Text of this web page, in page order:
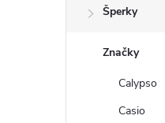
Šperky
Značky
Calypso
Casio